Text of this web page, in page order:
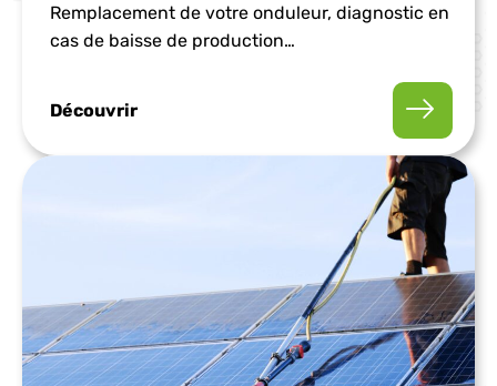
Remplacement de votre onduleur, diagnostic en
cas de baisse de production…
Découvrir